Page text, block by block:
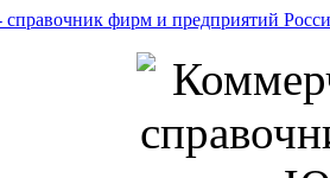
фирм и предприятий